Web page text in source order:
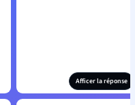
Afficer la réponse